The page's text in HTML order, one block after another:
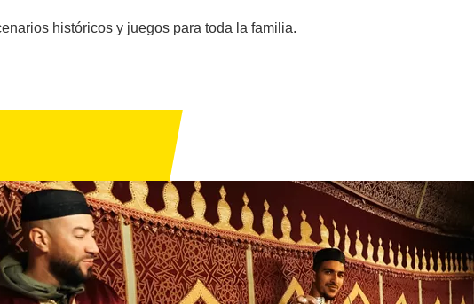
históricos y juegos para toda la familia.